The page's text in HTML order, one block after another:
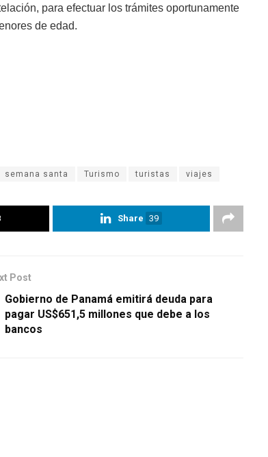
para efectuar los trámites oportunamente
de edad.
semana santa Turismo turistas viajes
Share 39
Post
Gobierno de Panamá emitirá deuda para
pagar US$651,5 millones que debe a los
bancos